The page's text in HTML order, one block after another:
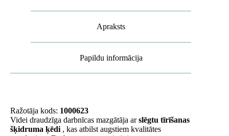
Apraksts
Papildu informācija
Ražotāja kods: 1000623
Videi draudzīga darbnīcas mazgātāja arslēgtu tīrīšanas
šķidruma ķēdi , kas atbilst augstiem kvalitātes